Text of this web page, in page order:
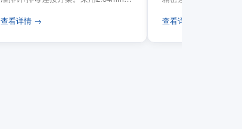
查看详情 → 查看详情 →